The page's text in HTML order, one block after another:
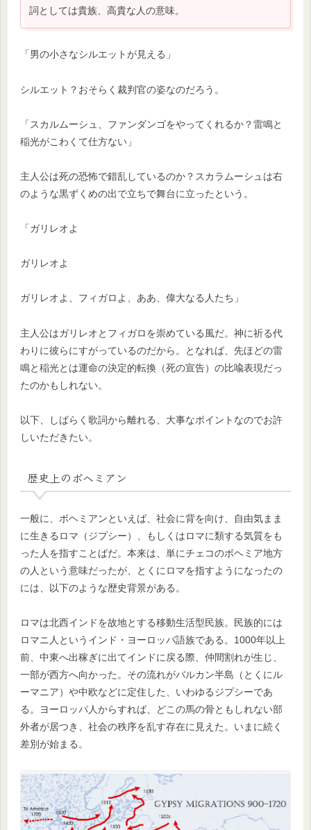
詞としては貴族、高貴な人の意味。
「男の小さなシルエットが見える」
シルエット？おそらく裁判官の姿なのだろう。
「スカルムーシュ、ファンダンゴをやってくれるか？雷鳴と
稲光がこわくて仕方ない」
主人公は死の恐怖で錯乱しているのか？スカラムーシュは右
のような黒ずくめの出で立ちで舞台に立ったという。
「ガリレオよ
ガリレオよ
ガリレオよ、フィガロよ、ああ、偉大なる人たち」
主人公はガリレオとフィガロを崇めている風だ。神に祈る代
わりに彼らにすがっているのだから。となれば、先ほどの雷
鳴と稲光とは運命の決定的転換（死の宣告）の比喩表現だっ
たのかもしれない。
以下、しばらく歌詞から離れる、大事なポイントなのでお許
しいただきたい。
歴史上のボヘミアン
一般に、ボヘミアンといえば、社会に背を向け、自由気まま
に生きるロマ（ジプシー）、もしくはロマに類する気質をも
った人を指すことばだ。本来は、単にチェコのボヘミア地方
の人という意味だったが、とくにロマを指すようになったの
には、以下のような歴史背景がある。
ロマは北西インドを故地とする移動生活型民族。民族的には
ロマニ人というインド・ヨーロッパ語族である。1000年以上
前、中東へ出稼ぎに出てインドに戻る際、仲間割れが生じ、
一部が西方へ向かった。その流れがバルカン半島（とくにル
ーマニア）や中欧などに定住した、いわゆるジプシーであ
る。ヨーロッパ人からすれば、どこの馬の骨ともしれない部
外者が居つき、社会の秩序を乱す存在に見えた。いまに続く
差別が始まる。